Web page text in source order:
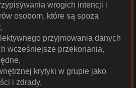
wrogich intencji i
osobom, które są spoza
przyjmowania danych
wcześniejsze przekonania,
krytyki w grupie jako
i zdrady,